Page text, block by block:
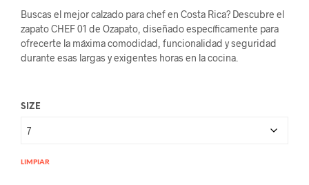
Buscas el mejor calzado para chef en Costa Rica? Descubre el
zapato CHEF 01 de Ozapato, diseñado específicamente para
ofrecerte la máxima comodidad, funcionalidad y seguridad
durante esas largas y exigentes horas en la cocina.
SIZE
LIMPIAR